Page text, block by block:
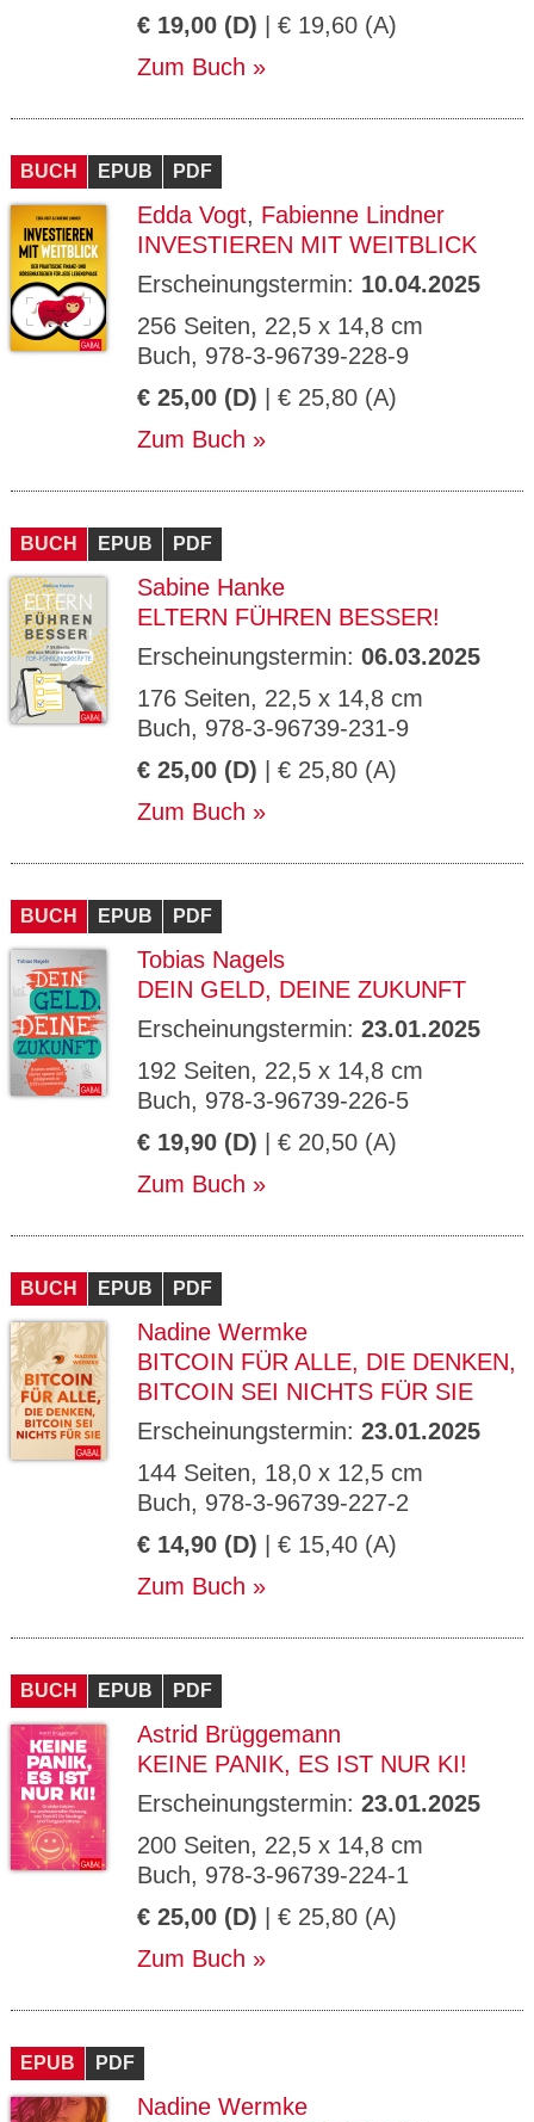
€ 19,00 (D) | € 19,60 (A)
Zum Buch
BUCH EPUB PDF
Edda Vogt, Fabienne Lindner
INVESTIEREN MIT WEITBLICK
Erscheinungstermin: 10.04.2025
256 Seiten, 22,5 x 14,8 cm
Buch, 978-3-96739-228-9
€ 25,00 (D) | € 25,80 (A)
Zum Buch
BUCH EPUB PDF
Sabine Hanke
ELTERN FÜHREN BESSER!
Erscheinungstermin: 06.03.2025
176 Seiten, 22,5 x 14,8 cm
Buch, 978-3-96739-231-9
€ 25,00 (D) | € 25,80 (A)
Zum Buch
BUCH EPUB PDF
Tobias Nagels
DEIN GELD, DEINE ZUKUNFT
Erscheinungstermin: 23.01.2025
192 Seiten, 22,5 x 14,8 cm
Buch, 978-3-96739-226-5
€ 19,90 (D) | € 20,50 (A)
Zum Buch
BUCH EPUB PDF
Nadine Wermke
BITCOIN FÜR ALLE, DIE DENKEN,
BITCOIN SEI NICHTS FÜR SIE
Erscheinungstermin: 23.01.2025
144 Seiten, 18,0 x 12,5 cm
Buch, 978-3-96739-227-2
€ 14,90 (D) | € 15,40 (A)
Zum Buch
BUCH EPUB PDF
Astrid Brüggemann
KEINE PANIK, ES IST NUR KI!
Erscheinungstermin: 23.01.2025
200 Seiten, 22,5 x 14,8 cm
Buch, 978-3-96739-224-1
€ 25,00 (D) | € 25,80 (A)
Zum Buch
EPUB PDF
Nadine Wermke